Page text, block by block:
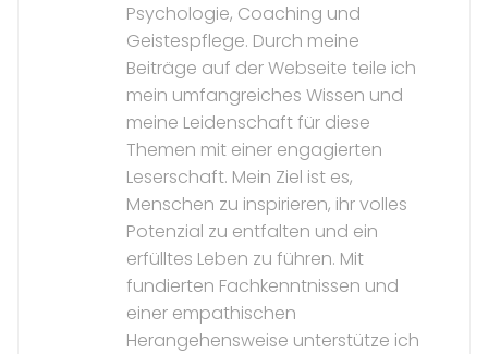
Psychologie, Coaching und
Geistespflege. Durch meine
Beiträge auf der Webseite teile ich
mein umfangreiches Wissen und
meine Leidenschaft für diese
Themen mit einer engagierten
Leserschaft. Mein Ziel ist es,
Menschen zu inspirieren, ihr volles
Potenzial zu entfalten und ein
erfülltes Leben zu führen. Mit
fundierten Fachkenntnissen und
einer empathischen
Herangehensweise unterstütze ich